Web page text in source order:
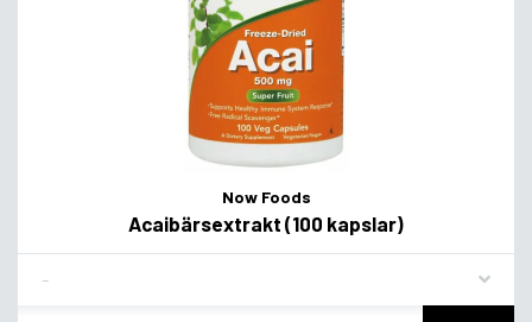
Now Foods
Acaibärsextrakt (100 kapslar)